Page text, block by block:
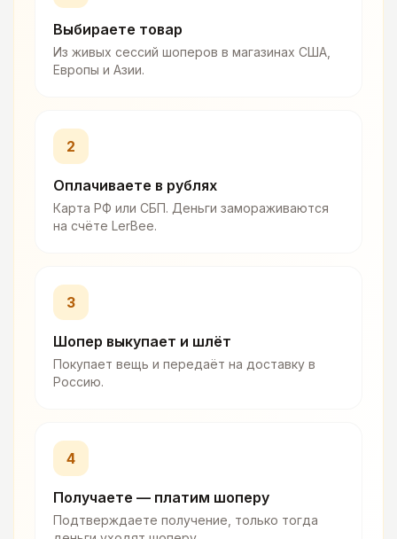
Выбираете товар
Из живых сессий шоперов в магазинах США,
Европы и Азии.
2
Оплачиваете в рублях
Карта РФ или СБП. Деньги замораживаются
на счёте LerBee.
3
Шопер выкупает и шлёт
Покупает вещь и передаёт на доставку в
Россию.
4
Получаете — платим шоперу
Подтверждаете получение, только тогда